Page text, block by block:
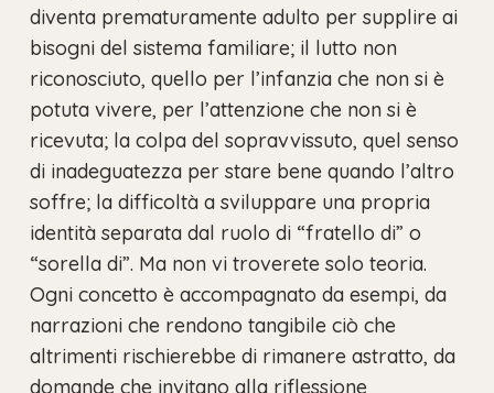
diventa prematuramente adulto per supplire ai
bisogni del sistema familiare; il lutto non
riconosciuto, quello per l’infanzia che non si è
potuta vivere, per l’attenzione che non si è
ricevuta; la colpa del sopravvissuto, quel senso
di inadeguatezza per stare bene quando l’altro
soffre; la difficoltà a sviluppare una propria
identità separata dal ruolo di “fratello di” o
“sorella di”. Ma non vi troverete solo teoria.
Ogni concetto è accompagnato da esempi, da
narrazioni che rendono tangibile ciò che
altrimenti rischierebbe di rimanere astratto, da
domande che invitano alla riflessione